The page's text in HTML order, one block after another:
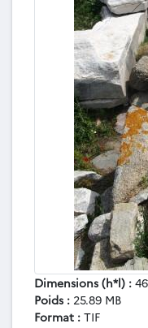
Dimensions (h*l) :
Poids : 25.89 MB
Format : TIF